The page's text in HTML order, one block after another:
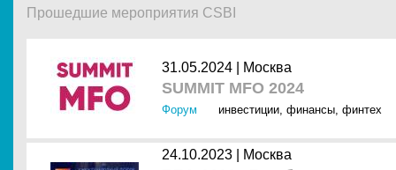
Прошедшие мероприятия CSBI
31.05.2024 | Москва
SUMMIT MFO 2024
Форум инвестиции, финансы, финтех
24.10.2023 | Москва